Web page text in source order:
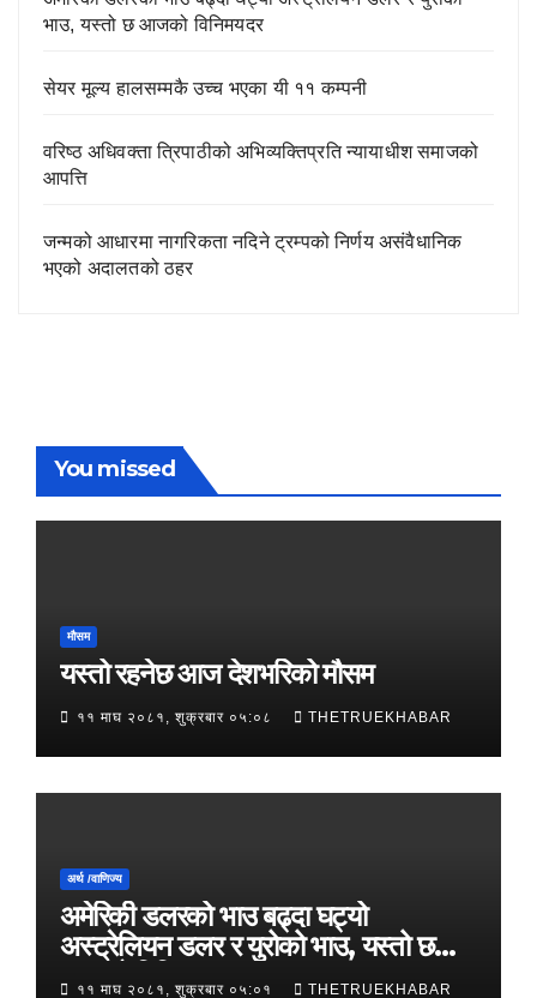
भाउ, यस्तो छ आजको विनिमयदर
सेयर मूल्य हालसम्मकै उच्च भएका यी ११ कम्पनी
वरिष्ठ अधिवक्ता त्रिपाठीको अभिव्यक्तिप्रति न्यायाधीश समाजको
आपत्ति
जन्मको आधारमा नागरिकता नदिने ट्रम्पको निर्णय असंवैधानिक
भएको अदालतको ठहर
You missed
मौसम
यस्तो रहनेछ आज देशभरिको मौसम
११ माघ २०८१, शुक्रबार ०५:०८ THETRUEKHABAR
अर्थ /वाणिज्य
अमेरिकी डलरको भाउ बढ्दा घट्यो
अस्ट्रेलियन डलर र युरोको भाउ, यस्तो छ
आजको विनिमयदर
११ माघ २०८१, शुक्रबार ०५:०१ THETRUEKHABAR